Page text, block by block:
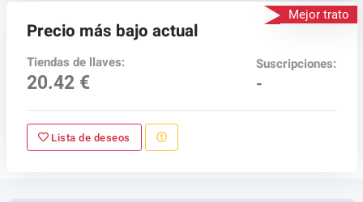
Mejor trato
Precio más bajo actual
Tiendas de llaves:
20.42 €
Suscripciones:
-
Lista de deseos